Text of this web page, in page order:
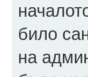
било
на